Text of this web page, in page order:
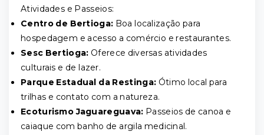
Atividades e Passeios:
Centro de Bertioga: Boa localização para
hospedagem e acesso a comércio e restaurantes.
Sesc Bertioga: Oferece diversas atividades
culturais e de lazer.
Parque Estadual da Restinga: Ótimo local para
trilhas e contato com a natureza.
Ecoturismo Jaguareguava: Passeios de canoa e
caiaque com banho de argila medicinal.